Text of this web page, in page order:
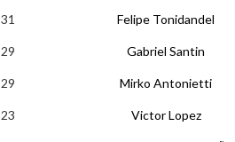
31 Felipe Tonidandel
29 Gabriel Santin
29 Mirko Antonietti
23 Victor Lopez